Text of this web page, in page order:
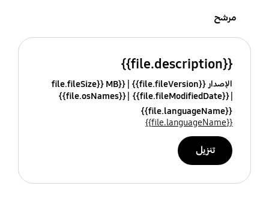
مرشح
{{file.description}}
الإصدار {{file.fileVersion}}
{{file.fileSize}} MB
{{file.fileModifiedDate}}
{{file.osNames}}
{{file.languageName}}
{{file.languageName}}
تنزيل